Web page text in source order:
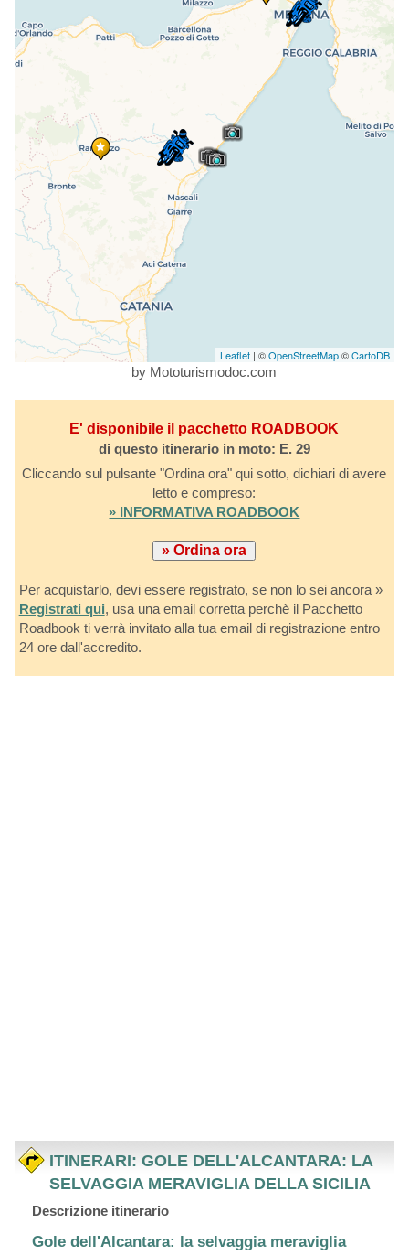
Leaflet | ©OpenStreetMap©CartoDB
by Mototurismodoc.com
E' disponibile il pacchetto ROADBOOK
di questo itinerario in moto: E. 29
Cliccando sul pulsante "Ordina ora" qui sotto, dichiari di avere
letto e compreso:
» INFORMATIVA ROADBOOK
Per acquistarlo, devi essere registrato, se non lo sei ancora »
Registrati qui, usa una email corretta perchè il Pacchetto
Roadbook ti verrà invitato alla tua email di registrazione entro
24 ore dall'accredito.
ITINERARI: GOLE DELL'ALCANTARA: LA
SELVAGGIA MERAVIGLIA DELLA SICILIA
Descrizione itinerario
Gole dell'Alcantara: la selvaggia meraviglia